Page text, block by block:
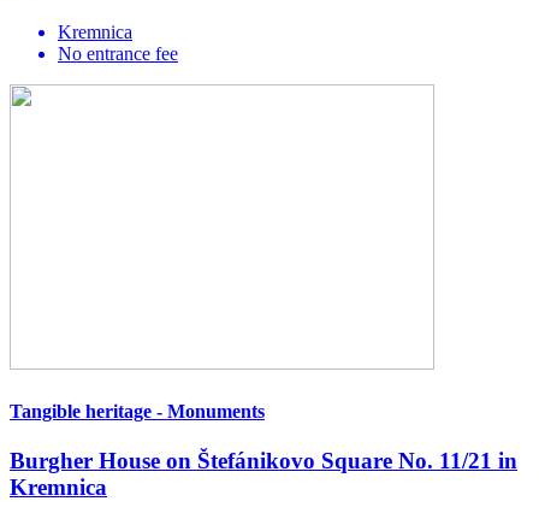
Kremnica
No entrance fee
Tangible heritage - Monuments
Burgher House on Štefánikovo Square No. 11/21 in
Kremnica